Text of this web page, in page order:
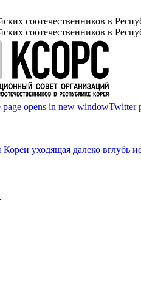
соотечественников в
соотечественников в
page opens in new windowTwitter
уходящая далеко вглубь